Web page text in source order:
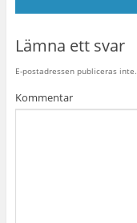
Lämna ett svar
E-postadressen publiceras inte.
Kommentar